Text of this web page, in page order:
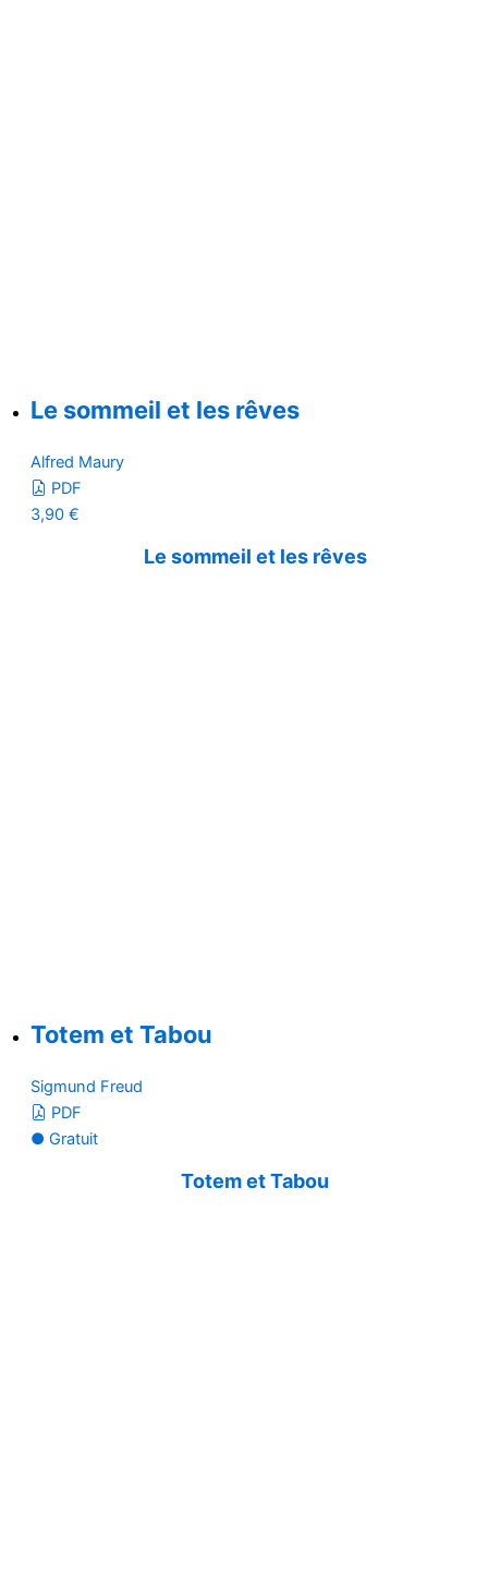
Le sommeil et les rêves
Alfred Maury
PDF
3,90 €
Le sommeil et les rêves
Totem et Tabou
Sigmund Freud
PDF
● Gratuit
Totem et Tabou